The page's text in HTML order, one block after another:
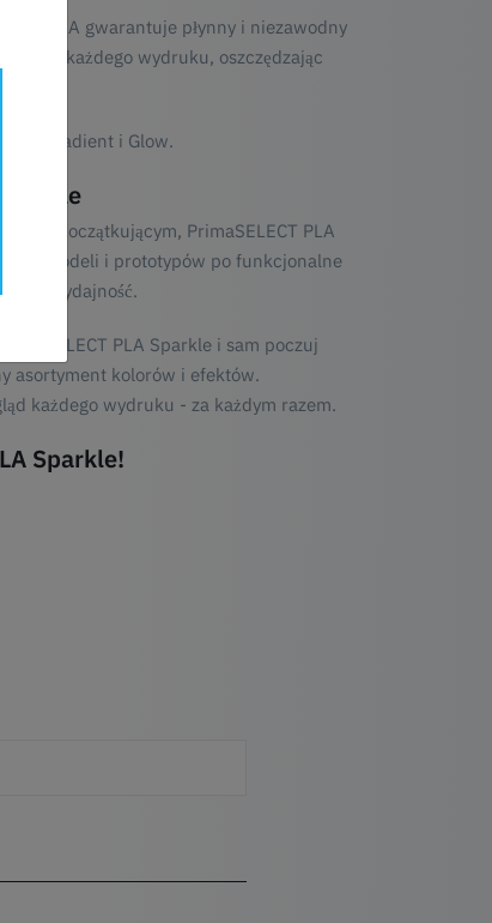
PLA gwarantuje płynny i niezawodny
każdego wydruku, oszczędzając
Gradient i Glow.
czy początkującym, PrimaSELECT PLA
modeli i prototypów po funkcjonalne
i wydajność.
PLA Sparkle i sam poczuj
asortyment kolorów i efektów.
każdego wydruku - za każdym razem.
Sparkle!